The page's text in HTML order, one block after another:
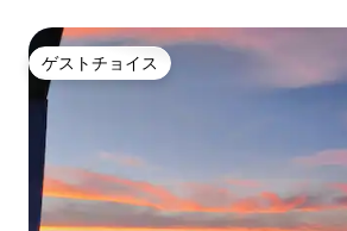
ゲストチョイス
ゲストチョイス